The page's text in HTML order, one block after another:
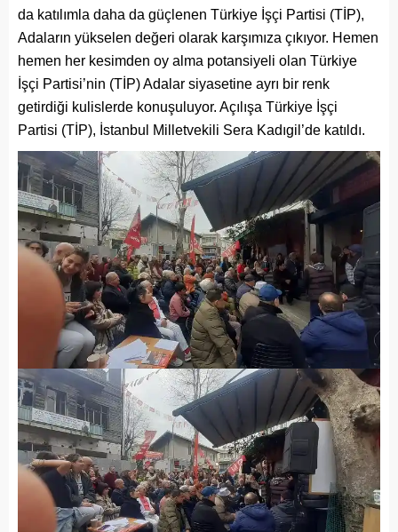
da katılımla daha da güçlenen Türkiye İşçi Partisi (TİP),
Adaların yükselen değeri olarak karşımıza çıkıyor. Hemen
hemen her kesimden oy alma potansiyeli olan Türkiye
İşçi Partisi’nin (TİP) Adalar siyasetine ayrı bir renk
getirdiği kulislerde konuşuluyor. Açılışa Türkiye İşçi
Partisi (TİP), İstanbul Milletvekili Sera Kadıgil’de katıldı.